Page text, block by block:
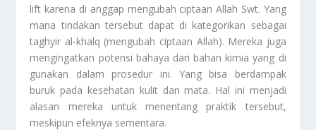
lift karena di anggap mengubah ciptaan Allah Swt. Yang
mana tindakan tersebut dapat di kategorikan sebagai
taghyir al-khalq (mengubah ciptaan Allah). Mereka juga
mengingatkan potensi bahaya dari bahan kimia yang di
gunakan dalam prosedur ini. Yang bisa berdampak
buruk pada kesehatan kulit dan mata. Hal ini menjadi
alasan mereka untuk menentang praktik tersebut,
meskipun efeknya sementara.